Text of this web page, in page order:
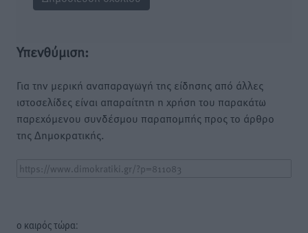
Υπενθύμιση:
Για την μερική αναπαραγωγή της είδησης από άλλες
ιστοσελίδες είναι απαραίτητη η χρήση του παρακάτω
παρεχόμενου συνδέσμου παραπομπής προς το άρθρο
της Δημοκρατικής.
o καιρός τώρα: